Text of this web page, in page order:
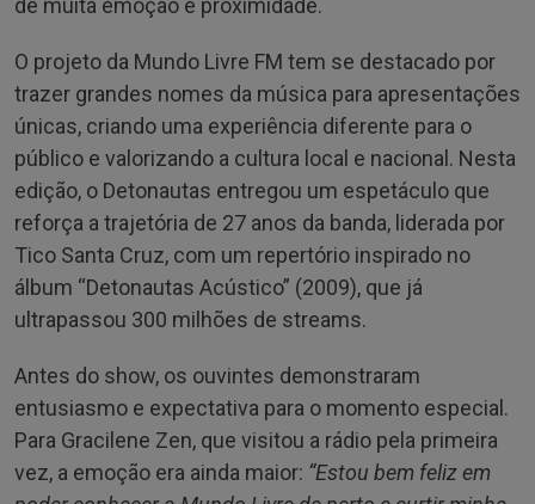
de muita emoção e proximidade.
O projeto da Mundo Livre FM tem se destacado por
trazer grandes nomes da música para apresentações
únicas, criando uma experiência diferente para o
público e valorizando a cultura local e nacional. Nesta
edição, o Detonautas entregou um espetáculo que
reforça a trajetória de 27 anos da banda, liderada por
Tico Santa Cruz, com um repertório inspirado no
álbum “Detonautas Acústico” (2009), que já
ultrapassou 300 milhões de streams.
Antes do show, os ouvintes demonstraram
entusiasmo e expectativa para o momento especial.
Para Gracilene Zen, que visitou a rádio pela primeira
vez, a emoção era ainda maior: “Estou bem feliz em